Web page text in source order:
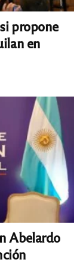
propone
en
Abelardo